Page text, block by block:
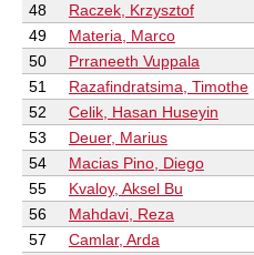
48
Raczek, Krzysztof
49
Materia, Marco
50
Prraneeth Vuppala
51
Razafindratsima, Timothe
52
Celik, Hasan Huseyin
53
Deuer, Marius
54
Macias Pino, Diego
55
Kvaloy, Aksel Bu
56
Mahdavi, Reza
57
Camlar, Arda